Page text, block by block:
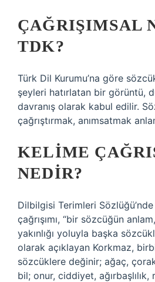
ÇAĞRIŞIMSAL
TDK?
Türk Dil Kurumu’na göre
şeyleri hatırlatan bir görüntü,
davranış olarak kabul edilir.
çağrıştırmak, anımsatmak
KELIME
NEDIR?
Dilbilgisi Terimleri
çağrışımı, “bir sözcüğün
yakınlığı yoluyla başka
olarak açıklayan Korkmaz,
sözcüklere değinir; ağaç,
bil; onur, ciddiyet,